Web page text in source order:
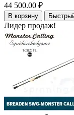
44 500.00 ₽
В корзину
Лидер продаж!